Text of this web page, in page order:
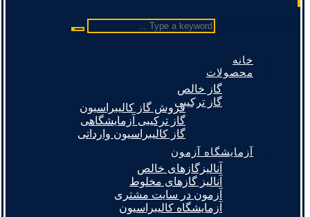
خانه
محصولات
گاز خالص
گاز ترکیبیفروش گاز کالیبراسیون
گاز ترکیبی آزمایشگاهی
گاز کالیبراسیون وارداتی
آزمایشگاه آزمون
آنالیزگازهای خالص
آنالیز گازهای مخلوط
آزمون در سایت مشتری
آزمایشگاه کالیبراسیون